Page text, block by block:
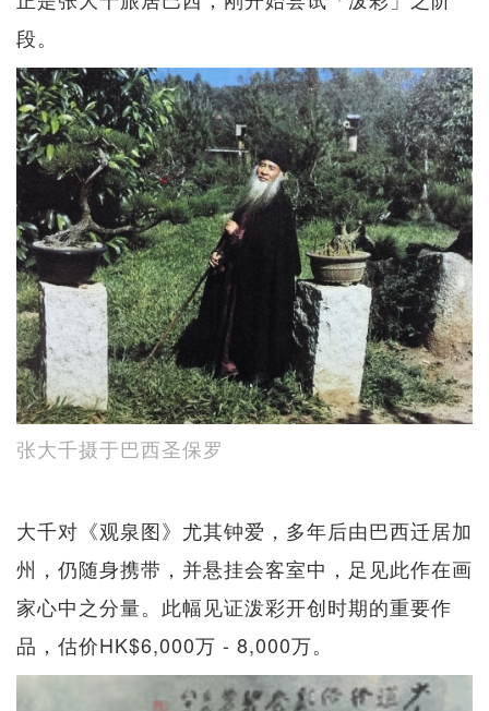
段。
张大千摄于巴西圣保罗
大千对《观泉图》尤其钟爱，多年后由巴西迁居加
州，仍随身携带，并悬挂会客室中，足见此作在画
家心中之分量。此幅见证泼彩开创时期的重要作
品，估价HK$6,000万 - 8,000万。